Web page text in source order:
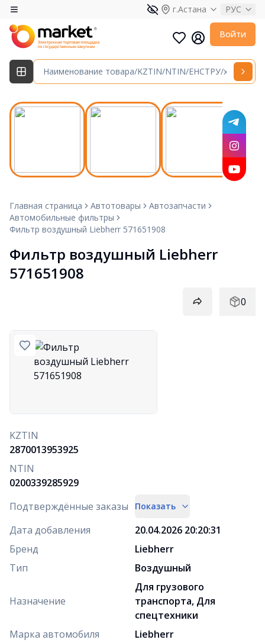
г.Астана РУС
Войти
Главная страница Автотовары
Автозапчасти
Автомобильные фильтры
Фильтр воздушный Liebherr 571651908
Фильтр воздушный Liebherr
571651908
0
KZTIN
2870013953925
NTIN
0200339285929
Подтверждённые заказы
Показать
Дата добавления
20.04.2026 20:20:31
Бренд
Liebherr
Тип
Воздушный
Назначение
Для грузового
транспорта, Для
спецтехники
Марка автомобиля
Liebherr